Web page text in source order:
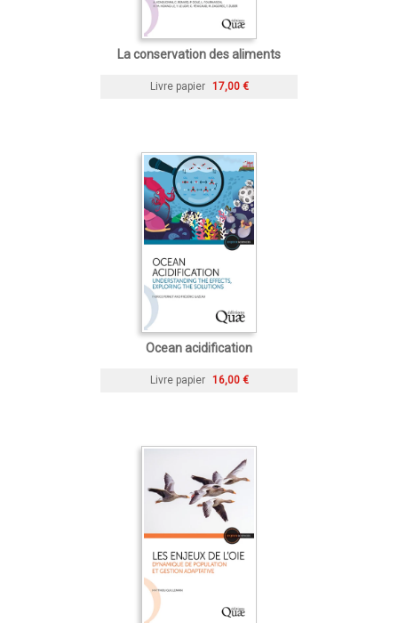
La conservation des aliments
Livre papier 17,00 €
Ocean acidification
Livre papier 16,00 €